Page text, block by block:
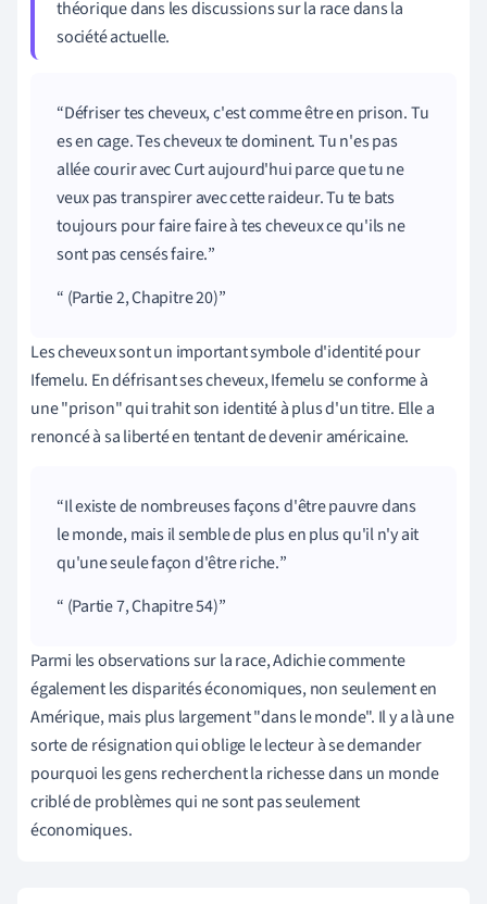
théorique dans les discussions sur la race dans la
société actuelle.
Défriser tes cheveux, c'est comme être en prison. Tu
es en cage. Tes cheveux te dominent. Tu n'es pas
allée courir avec Curt aujourd'hui parce que tu ne
veux pas transpirer avec cette raideur. Tu te bats
toujours pour faire faire à tes cheveux ce qu'ils ne
sont pas censés faire.
(Partie 2, Chapitre 20)
Les cheveux sont un important symbole d'identité pour
Ifemelu. En défrisant ses cheveux, Ifemelu se conforme à
une "prison" qui trahit son identité à plus d'un titre. Elle a
renoncé à sa liberté en tentant de devenir américaine.
Il existe de nombreuses façons d'être pauvre dans
le monde, mais il semble de plus en plus qu'il n'y ait
qu'une seule façon d'être riche.
(Partie 7, Chapitre 54)
Parmi les observations sur la race, Adichie commente
également les disparités économiques, non seulement en
Amérique, mais plus largement "dans le monde". Il y a là une
sorte de résignation qui oblige le lecteur à se demander
pourquoi les gens recherchent la richesse dans un monde
criblé de problèmes qui ne sont pas seulement
économiques.